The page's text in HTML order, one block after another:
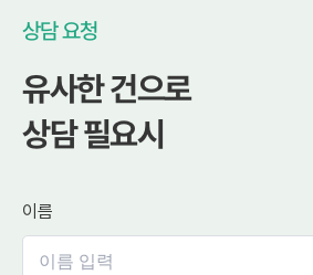
상담 요청
유사한 건으로
상담 필요시
이름